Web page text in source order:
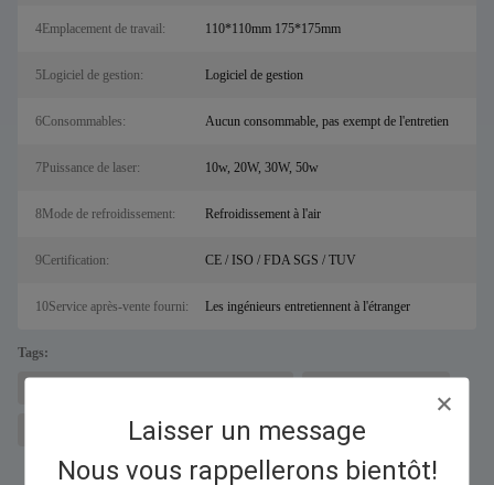
Laisser un message
Nous vous rappellerons bientôt!
4Emplacement de travail: 110*110mm 175*175mm
5Logiciel de gestion: Logiciel de gestion
6Consommables: Aucun consommable, pas exempt de l'entretien
7Puissance de laser: 10w, 20W, 30W, 50w
8Mode de refroidissement: Refroidissement à l'air
9Certification: CE / ISO / FDA SGS / TUV
10Service après-vente fourni: Les ingénieurs entretiennent à l'étranger
Tags:
machine de marquage laser à fibre